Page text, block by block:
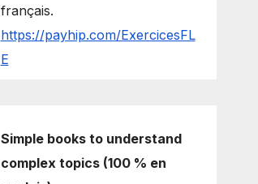
français.
https://payhip.com/ExercicesFL
E
Simple books to understand
complex topics (100 % en